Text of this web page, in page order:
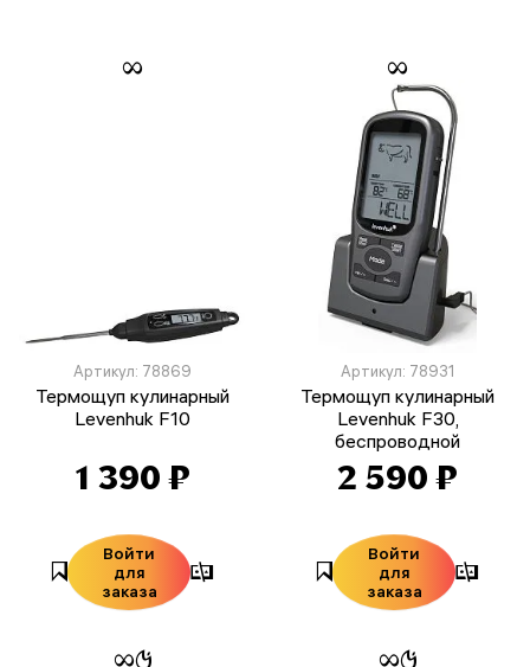
Артикул: 78869
Термощуп кулинарный
Levenhuk F10
1 390 ₽
Войти
для
заказа
Артикул: 78931
Термощуп кулинарный
Levenhuk F30,
беспроводной
2 590 ₽
Войти
для
заказа